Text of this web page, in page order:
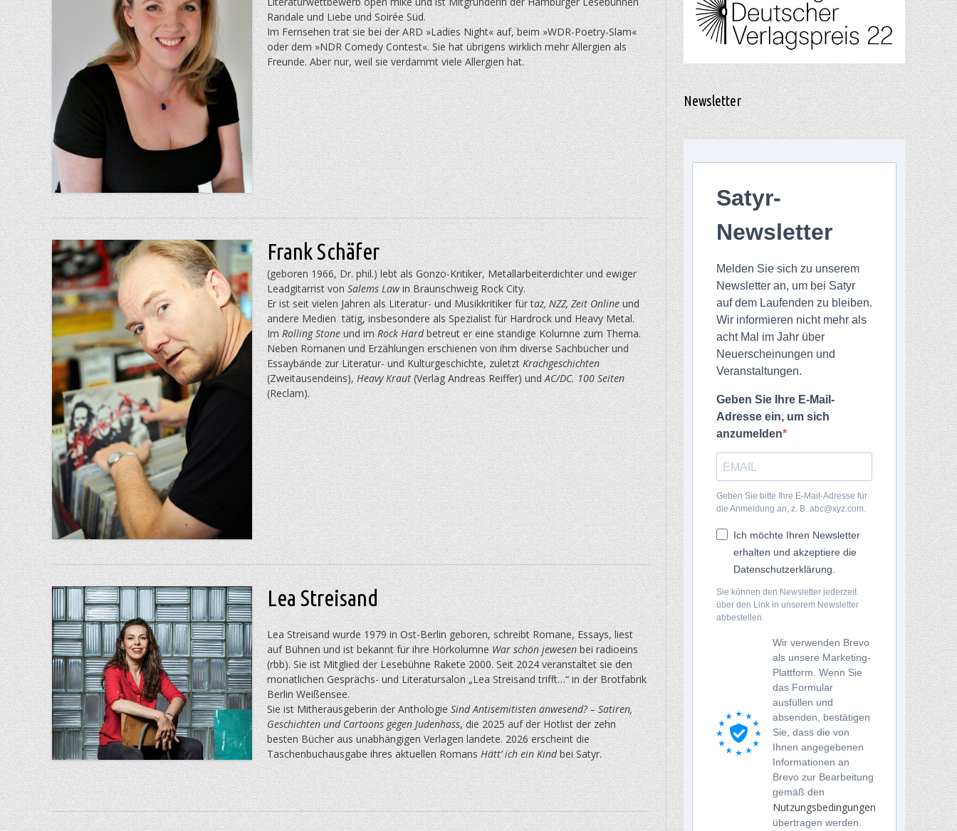
Randale und Liebe und Soirée Süd.
Im Fernsehen trat sie bei der ARD »Ladies Night« auf, beim »WDR-Poe­try-Slam«
oder dem »NDR Comedy Contest«. Sie hat übrigens wirklich mehr Allergien als
Freunde. Aber nur, weil sie verdammt viele Allergien hat.
Frank Schäfer
(geboren 1966, Dr. phil.) lebt als Gonzo-Kritiker, Metallarbeiterdichter und ewiger
Leadgitarrist vonSalems Lawin Braunschweig Rock City.
Er ist seit vielen Jahren als Literatur- und Musikkritiker für taz, NZZ, Zeit Onlineund
andere Medien tätig, insbesondere als Spezialist für Hardrock und Heavy Metal.
ImRolling Stoneund imRock Hardbetreut er eine ständige Kolumne zum Thema.
Neben Romanen und Erzählungen erschienen von ihm diverse Sachbücher und
Essaybände zur Literatur- und Kulturgeschichte, zuletztKrachgeschichten
(Zweitausendeins),Heavy Kraut(Verlag Andreas Reiffer) undAC/DC. 100 Seiten
(Reclam).
Lea Streisand
Lea Streisand wurde 1979 in Ost-Berlin geboren, schreibt Romane, Essays, liest
auf Bühnen und ist bekannt für ihre HörkolumneWar schönjewesenbei radioeins
(rbb).Sie ist Mitglied der Lesebühne Rakete 2000. Seit 2024 veranstaltet sie den
monatlichen Gesprächs- und Literatursalon„Lea Streisand trifft…“ in der Brotfabrik
Berlin Weißensee.
Sie ist Mitherausgeberin der AnthologieSindAntisemitistenanwesend? – Satiren,
Geschichten und Cartoons gegen Judenhass, die 2025 auf der Hotlist der zehn
besten Bücher aus unabhängigen Verlagen landete.2026 erscheint die
Taschenbuchausgabe ihres aktuellen RomansHätt’ ich ein Kindbei Satyr.
Newsletter
Satyr-
Newsletter
Melden Sie sich zu unserem
Newsletter an, um bei Satyr
auf dem Laufenden zu bleiben.
Wir informieren nicht mehr als
acht Mal im Jahr über
Neuerscheinungen und
Veranstaltungen.
Geben Sie Ihre E-Mail-
Adresse ein, um sich
anzumelden
Geben Sie bitte Ihre E-Mail-Adresse für
die Anmeldung an, z. B. abc@xyz.com.
Ich möchte Ihren Newsletter
erhalten und akzeptiere die
Datenschutzerklärung.
Sie können den Newsletter jederzeit
über den Link in unserem Newsletter
abbestellen.
Wir verwenden Brevo
als unsere Marketing-
Plattform. Wenn Sie
das Formular
ausfüllen und
absenden, bestätigen
Sie, dass die von
Ihnen angegebenen
Informationen an
Brevo zur Bearbeitung
gemäß den
Nutzungsbedingungen
übertragen werden.